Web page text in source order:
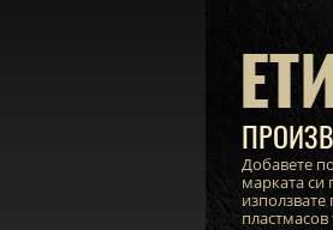
Добавете
марката си